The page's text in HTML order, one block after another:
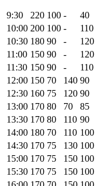
9:30 220 100 - 40
10:00 200 100 - 110
10:30 180 90 - 120
11:00 150 90 - 120
11:30 150 90 - 110
12:00 150 70 140 90
12:30 160 75 120 90
13:00 170 80 70 85
13:30 170 80 110 90
14:00 180 70 110 100
14:30 170 75 130 100
15:00 170 75 150 100
15:30 170 75 150 100